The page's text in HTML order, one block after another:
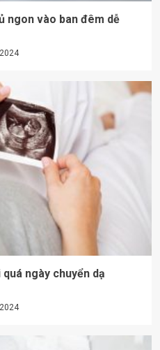
ngon vào ban đêm dễ
ngày chuyển dạ